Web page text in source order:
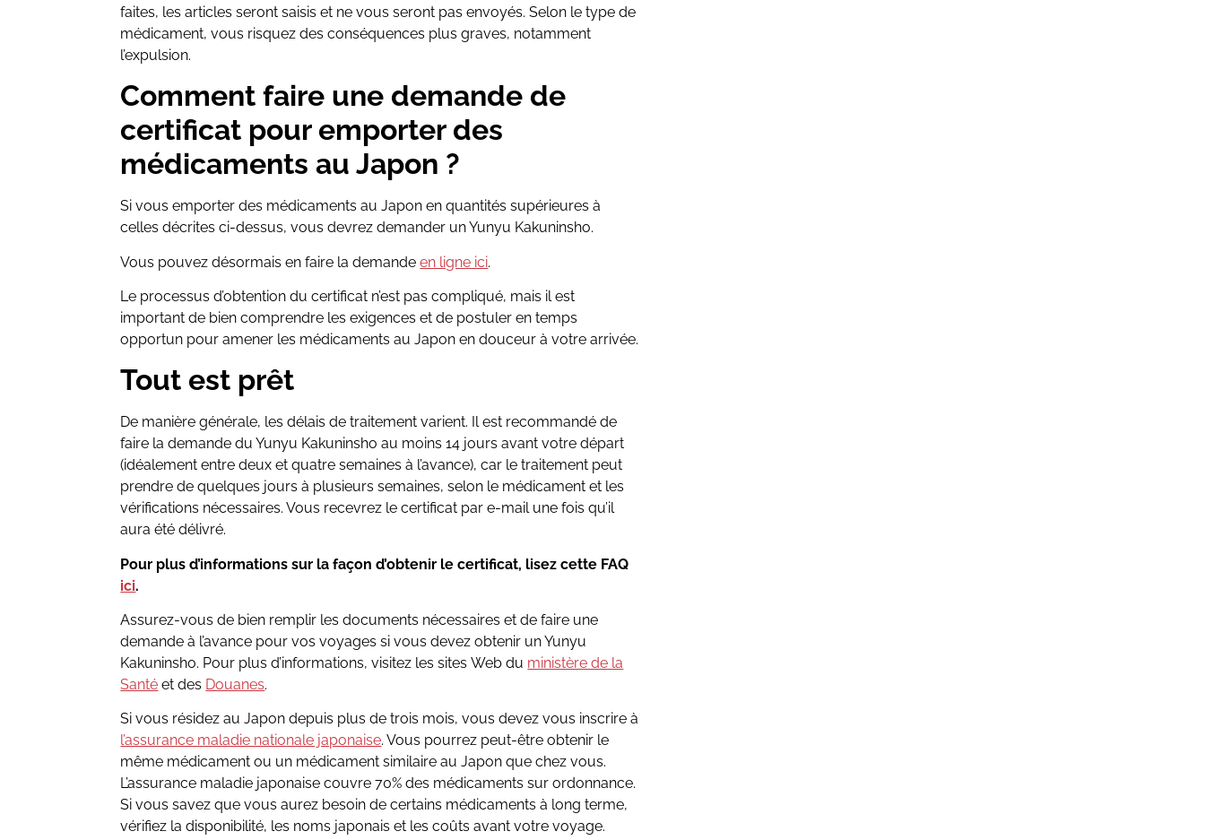
faites, les articles seront saisis et ne vous seront pas envoyés. Selon le type de
médicament, vous risquez des conséquences plus graves, notamment
l’expulsion.
Comment faire une demande de
certificat pour emporter des
médicaments au Japon ?
Si vous emporter des médicaments au Japon en quantités supérieures à
celles décrites ci-dessus, vous devrez demander un Yunyu Kakuninsho.
Vous pouvez désormais en faire la demandeen ligne ici.
Le processus d’obtention du certificat n’est pas compliqué, mais il est
important de bien comprendre les exigences et de postuler en temps
opportun pour amener les médicaments au Japon en douceur à votre arrivée.
Tout est prêt
De manière générale, les délais de traitement varient. Il est recommandé de
faire la demande du Yunyu Kakuninsho au moins 14 jours avant votre départ
(idéalement entre deux et quatre semaines à l’avance), car le traitement peut
prendre de quelques jours à plusieurs semaines, selon le médicament et les
vérifications nécessaires. Vous recevrez le certificat par e-mail une fois qu’il
aura été délivré.
Pour plus d’informations sur la façon d’obtenir le certificat, lisez cette FAQ
ici.
Assurez-vous de bien remplir les documents nécessaires et de faire une
demande à l’avance pour vos voyages si vous devez obtenir un Yunyu
Kakuninsho. Pour plus d’informations, visitez les sites Web du ministère de la
Santé et des Douanes.
Si vous résidez au Japon depuis plus de trois mois, vous devez vous inscrire à
l’assurance maladie nationale japonaise. Vous pourrez peut-être obtenir le
même médicament ou un médicament similaire au Japon que chez vous.
L’assurance maladie japonaise couvre 70% des médicaments sur ordonnance.
Si vous savez que vous aurez besoin de certains médicaments à long terme,
vérifiez la disponibilité, les noms japonais et les coûts avant votre voyage.